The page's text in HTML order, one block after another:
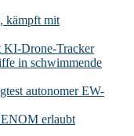
kämpft mit
KI-Drone-Tracker
in schwimmende
autonomer EW-
erlaubt